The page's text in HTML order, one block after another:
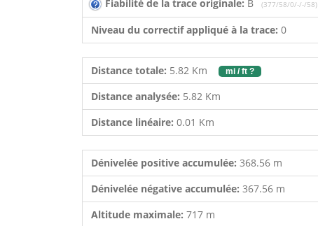
Fiabilité de la trace originale: B (377/58/0/-/-/58)
Niveau du correctif appliqué à la trace: 0
Distance totale: 5.82 Km mi / ft ?
Distance analysée: 5.82 Km
Distance linéaire: 0.01 Km
Dénivelée positive accumulée: 368.56 m
Dénivelée négative accumulée: 367.56 m
Altitude maximale: 717 m